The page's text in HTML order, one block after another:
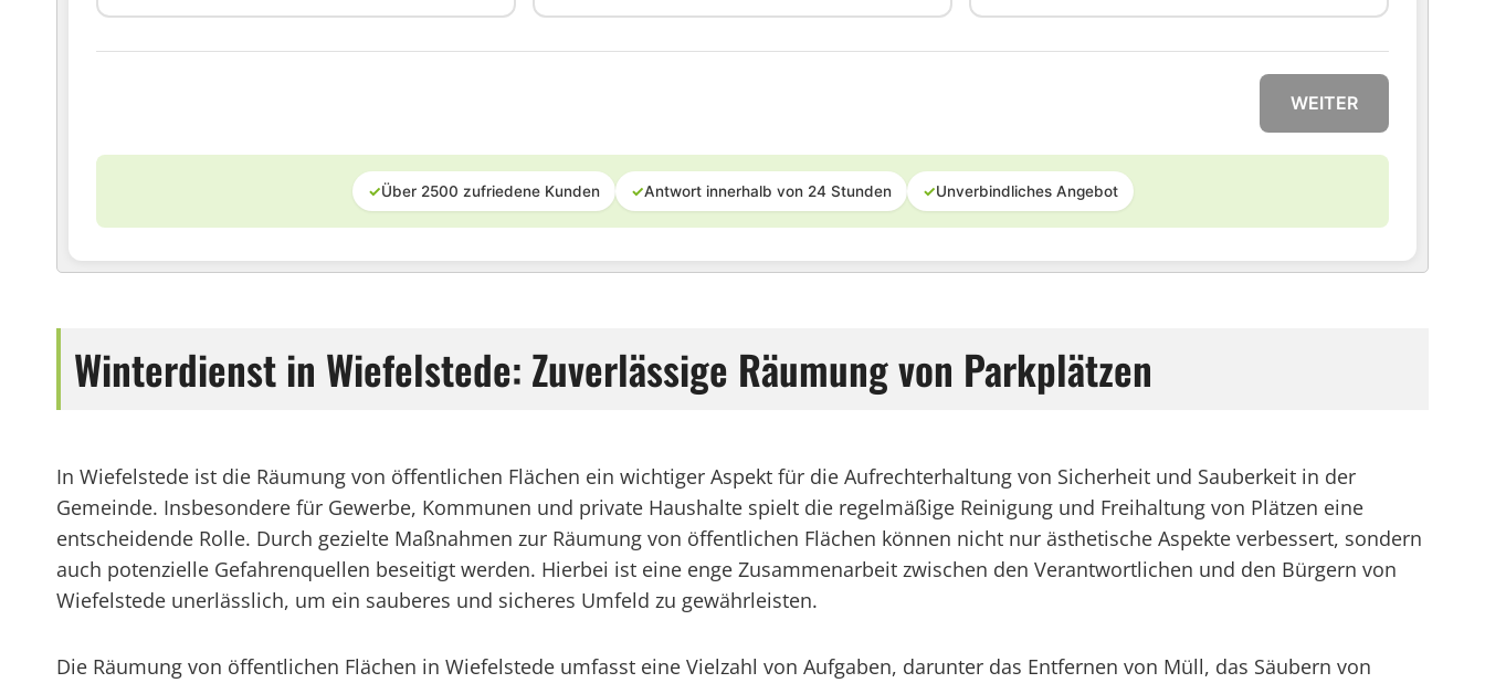
WEITER
✓Über 2500 zufriedene Kunden ✓Antwort innerhalb von 24 Stunden ✓Unverbindliches Angebot
Winterdienst in Wiefelstede: Zuverlässige Räumung von Parkplätzen
In Wiefelstede ist die Räumung von öffentlichen Flächen ein wichtiger Aspekt für die Aufrechterhaltung von Sicherheit und Sauberkeit in der
Gemeinde. Insbesondere für Gewerbe, Kommunen und private Haushalte spielt die regelmäßige Reinigung und Freihaltung von Plätzen eine
entscheidende Rolle. Durch gezielte Maßnahmen zur Räumung von öffentlichen Flächen können nicht nur ästhetische Aspekte verbessert, sondern
auch potenzielle Gefahrenquellen beseitigt werden. Hierbei ist eine enge Zusammenarbeit zwischen den Verantwortlichen und den Bürgern von
Wiefelstede unerlässlich, um ein sauberes und sicheres Umfeld zu gewährleisten.
Die Räumung von öffentlichen Flächen in Wiefelstede umfasst eine Vielzahl von Aufgaben, darunter das Entfernen von Müll, das Säubern von